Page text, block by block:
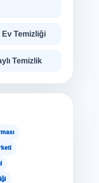
Ev Temizliği
Temizlik